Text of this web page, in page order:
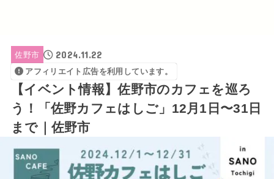
佐野市 2024.11.22
アフィリエイト広告を利用しています。
【イベント情報】佐野市のカフェを巡ろ
う！「佐野カフェはしご」12月1日〜31日
まで｜佐野市